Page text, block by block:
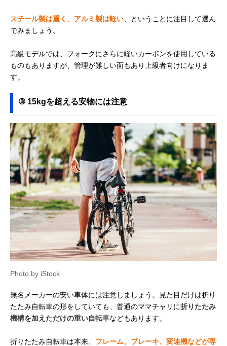
スチール製は重く、アルミ製は軽い 、ということに注目して選ん
でみましょう。
高級モデルでは、フォークにさらに軽いカーボンを使用している
ものもありますが、管理が難しい面もあり上級者向けになりま
す。
③ 15kgを超える安物には注意
Photo by iStock
無名メーカーの安い車体には注意しましょう。見た目だけは折り
たたみ自転車の形をしていても、普通のママチャリに折りたたみ
機構を加えただけの重い自転車などもあります。
折りたたみ自転車は本来、 フレーム、ブレーキ、変速機などが専